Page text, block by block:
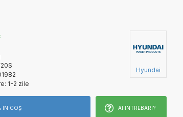
1-2 zile
Hyundai
ÎN COŞ AI INTREBARI?